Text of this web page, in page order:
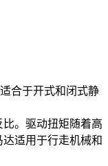
合于开式和闭式静
。驱动扭矩随着高
适用于行走机械和